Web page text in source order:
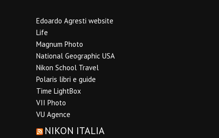
Edoardo Agresti website
Life
Magnum Photo
National Geographic USA
Nikon School Travel
Polaris libri e guide
Time LightBox
VII Photo
VU Agence
NIKON ITALIA